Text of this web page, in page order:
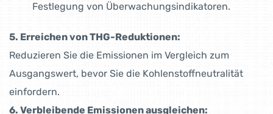
Festlegung von Überwachungsindikatoren.
5. Erreichen von THG-Reduktionen:
Reduzieren Sie die Emissionen im Vergleich zum
Ausgangswert, bevor Sie die Kohlenstoffneutralität
einfordern.
6. Verbleibende Emissionen ausgleichen: